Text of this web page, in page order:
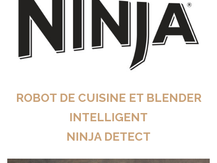
ROBOT DE CUISINE ET BLENDER
INTELLIGENT
NINJA DETECT